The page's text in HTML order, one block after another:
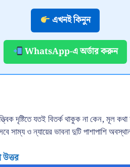
এখনই কিনুন
WhatsApp-এ অর্ডার করুন
দৃষ্টিতে যতই বিতর্ক থাকুক না কেন, মূল
সাম্য ও ন্যায়ের ভাবনা দুটি পাশাপাশি
উত্তর